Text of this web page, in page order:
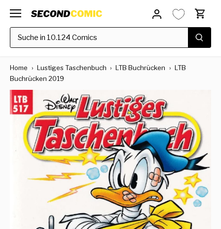
zum
Inhalt
Home › Lustiges Taschenbuch › LTB Buchrücken › LTB
Buchrücken 2019